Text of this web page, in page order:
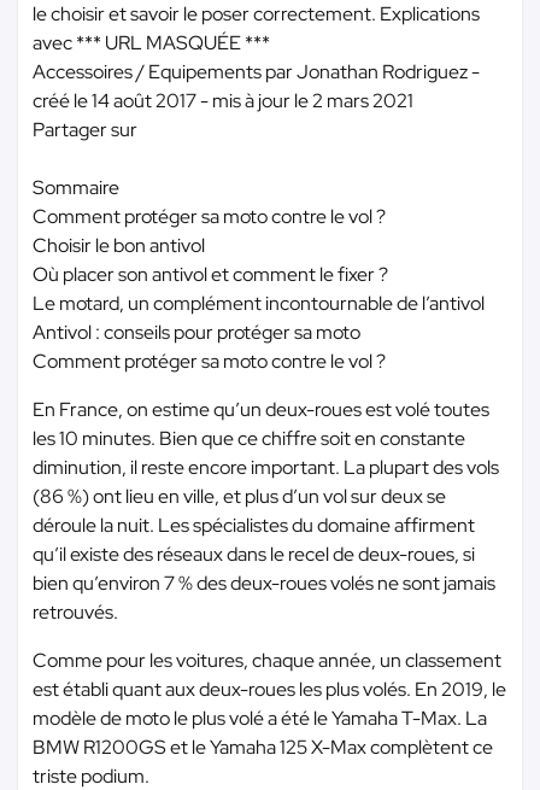
le choisir et savoir le poser correctement. Explications
avec*** URL MASQUÉE ***
Accessoires / Equipements par Jonathan Rodriguez -
créé le 14 août 2017 - mis à jour le 2 mars 2021
Partager sur
Sommaire
Comment protéger sa moto contre le vol ?
Choisir le bon antivol
Où placer son antivol et comment le fixer ?
Le motard, un complément incontournable de l’antivol
Antivol : conseils pour protéger sa moto
Comment protéger sa moto contre le vol ?
En France, on estime qu’un deux-roues est volé toutes
les 10 minutes. Bien que ce chiffre soit en constante
diminution, il reste encore important. La plupart des vols
(86 %) ont lieu en ville, et plus d’un vol sur deux se
déroule la nuit. Les spécialistes du domaine affirment
qu’il existe des réseaux dans le recel de deux-roues, si
bien qu’environ 7 % des deux-roues volés ne sont jamais
retrouvés.
Comme pour les voitures, chaque année, un classement
est établi quant aux deux-roues les plus volés. En 2019, le
modèle de moto le plus volé a été le Yamaha T-Max. La
BMW R1200GS et le Yamaha 125 X-Max complètent ce
triste podium.